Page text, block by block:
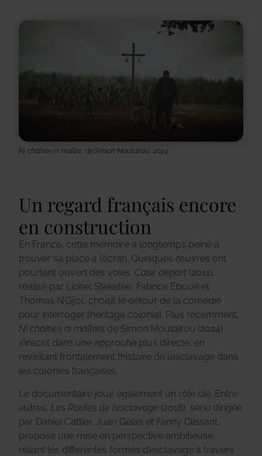
Ni chaînes ni maître, de Simon Moutaïrou, 2024
Un regard français encore
en construction
En France, cette mémoire a longtemps peiné à
trouver sa place à l’écran. Quelques œuvres ont
pourtant ouvert des voies. Case départ (2011),
réalisé par Lionel Steketee, Fabrice Éboué et
Thomas N’Gijol, choisit le détour de la comédie
pour interroger l’héritage colonial. Plus récemment,
Ni chaînes ni maîtres de Simon Moutaïrou (2024)
s’inscrit dans une approche plus directe, en
revisitant frontalement l’histoire de l’esclavage dans
les colonies françaises.
Le documentaire joue également un rôle clé. Entre
autres, Les Routes de l’esclavage (2018), série dirigée
par Daniel Cattier, Juan Gélas et Fanny Glissant,
propose une mise en perspective ambitieuse,
reliant les différentes formes d’esclavage à travers